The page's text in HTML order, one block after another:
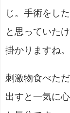
じ。手術をし
と思っていた
掛かりますね。
刺激物食べた
出すと一気に